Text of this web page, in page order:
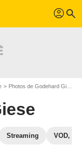
profil search
Photos de Godehard Giese
Streaming VOD,